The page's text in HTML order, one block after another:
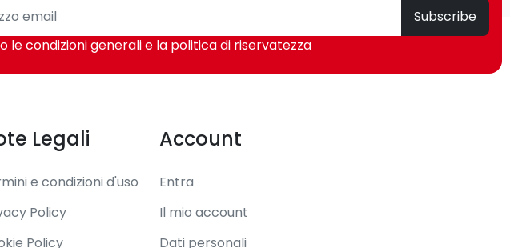
Subscribe
le condizioni generali e la politica di riservatezza
Legali
e condizioni d'uso
Policy
Policy
Account
Entra
Il mio account
Dati personali